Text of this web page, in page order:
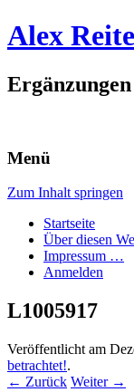
Alex
Menü
Zum Inhalt springen
Startseite
Über diesen
Impressum …
Anmelden
L1005917
Veröffentlicht am
betrachtet!.
← Zurück Weiter →